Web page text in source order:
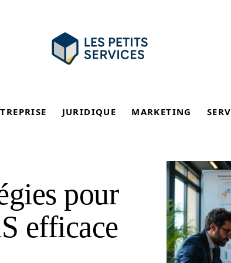
JURIDIQUE MARKETING
pour
efficace